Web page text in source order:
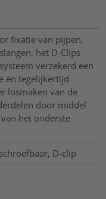
fixatie van pijpen,
het D-Clips
verzekerd een
en tegelijkertijd
losmaken van de
door middel
het onderste
D-clip